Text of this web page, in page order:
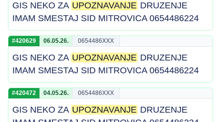
GIS NEKO ZA UPOZNAVANJE DRUZENJE
IMAM SMESTAJ SID MITROVICA 0654486224
#420629 06.05.26. 0654486XXX
GIS NEKO ZA UPOZNAVANJE DRUZENJE
IMAM SMESTAJ SID MITROVICA 0654486224
#420472 04.05.26. 0654486XXX
GIS NEKO ZA UPOZNAVANJE DRUZENJE